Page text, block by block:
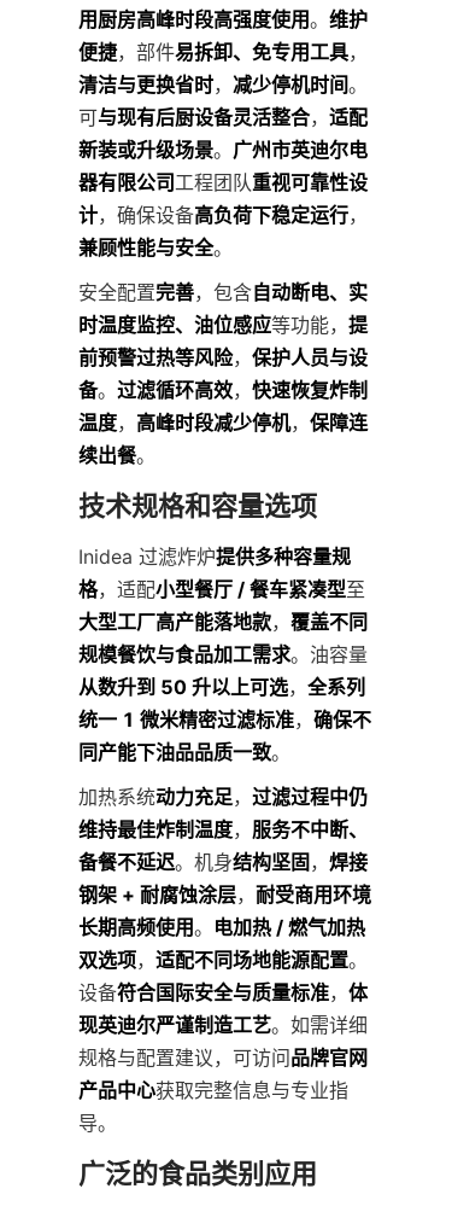
用厨房高峰时段高强度使用。 维护
便捷，部件易拆卸、免专用工具，
清洁与更换省时， 减少停机时间。
可与现有后厨设备灵活整合， 适配
新装或升级场景。 广州市英迪尔电
器有限公司工程团队重视可靠性设
计，确保设备高负荷下稳定运行，
兼顾性能与安全。
安全配置完善，包含自动断电、实
时温度监控、油位感应等功能， 提
前预警过热等风险， 保护人员与设
备。 过滤循环高效， 快速恢复炸制
温度， 高峰时段减少停机， 保障连
续出餐。
技术规格和容量选项
Inidea 过滤炸炉提供多种容量规
格，适配小型餐厅 / 餐车紧凑型至
大型工厂高产能落地款， 覆盖不同
规模餐饮与食品加工需求。油容量
从数升到 50 升以上可选， 全系列
统一 1 微米精密过滤标准， 确保不
同产能下油品品质一致。
加热系统动力充足， 过滤过程中仍
维持最佳炸制温度， 服务不中断、
备餐不延迟。机身结构坚固， 焊接
钢架 + 耐腐蚀涂层， 耐受商用环境
长期高频使用。 电加热 / 燃气加热
双选项， 适配不同场地能源配置。
设备符合国际安全与质量标准， 体
现英迪尔严谨制造工艺。如需详细
规格与配置建议，可访问品牌官网
产品中心获取完整信息与专业指
导。
广泛的食品类别应用